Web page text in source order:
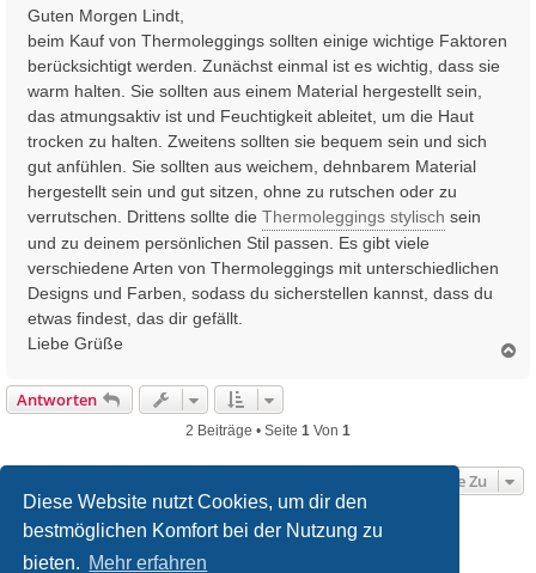
Diese Website nutzt Cookies, um dir den
bestmöglichen Komfort bei der Nutzung zu
bieten. Mehr erfahren
i
a
g
Guten Morgen Lindt,
beim Kauf von Thermoleggings sollten einige wichtige Faktoren
berücksichtigt werden. Zunächst einmal ist es wichtig, dass sie
warm halten. Sie sollten aus einem Material hergestellt sein,
das atmungsaktiv ist und Feuchtigkeit ableitet, um die Haut
trocken zu halten. Zweitens sollten sie bequem sein und sich
gut anfühlen. Sie sollten aus weichem, dehnbarem Material
hergestellt sein und gut sitzen, ohne zu rutschen oder zu
verrutschen. Drittens sollte die Thermoleggings stylisch sein
und zu deinem persönlichen Stil passen. Es gibt viele
verschiedene Arten von Thermoleggings mit unterschiedlichen
Designs und Farben, sodass du sicherstellen kannst, dass du
etwas findest, das dir gefällt.
Liebe Grüße
e
Antworten
2 Beiträge • Seite 1 Von 1
Gehe Zu